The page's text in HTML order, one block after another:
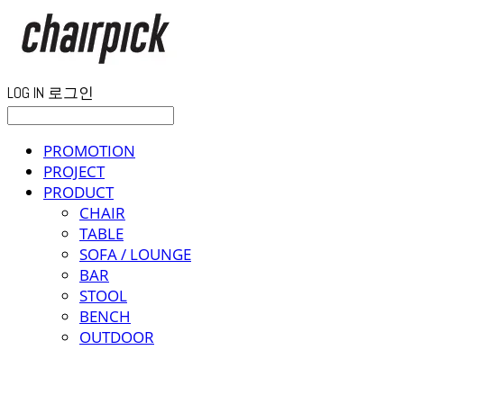
LOG IN 로그인
PROMOTION
PROJECT
PRODUCT
CHAIR
TABLE
SOFA / LOUNGE
BAR
STOOL
BENCH
OUTDOOR